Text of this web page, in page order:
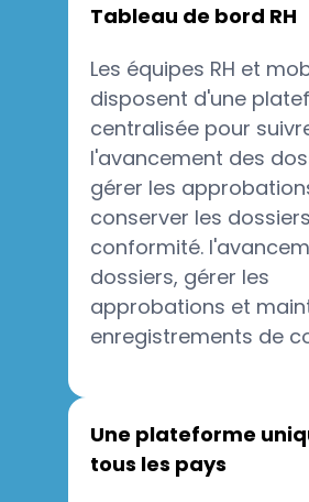
Tableau de bord RH
Les équipes RH et
disposent d'une
centralisée pour
l'avancement des
gérer les
conserver les
conformité.
dossiers, gérer les
approbations et
enregistrements de
Une plateforme
tous les pays